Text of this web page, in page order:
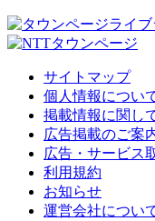
サイトマップ
個人情報につい
掲載情報に関し
広告掲載のご案
広告・サービス
利用規約
お知らせ
運営会社につい